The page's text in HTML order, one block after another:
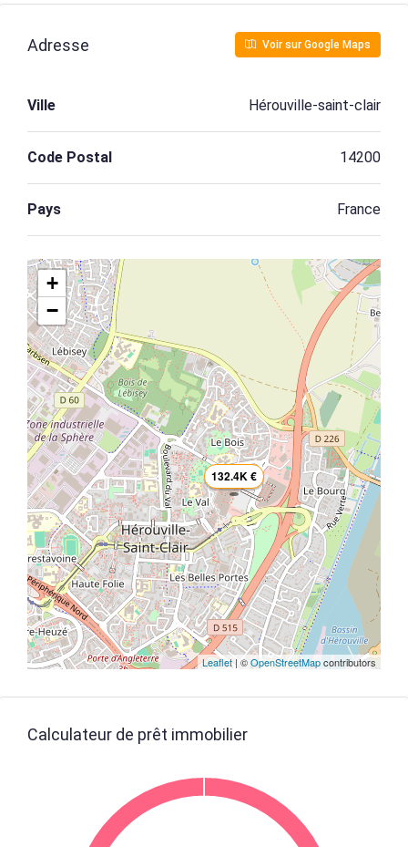
Adresse Voir sur Google Maps
Ville Hérouville-saint-clair
Code Postal 14200
Pays France
132.4K €
+
−
Leaflet| ©OpenStreetMapcontributors
Calculateur de prêt immobilier